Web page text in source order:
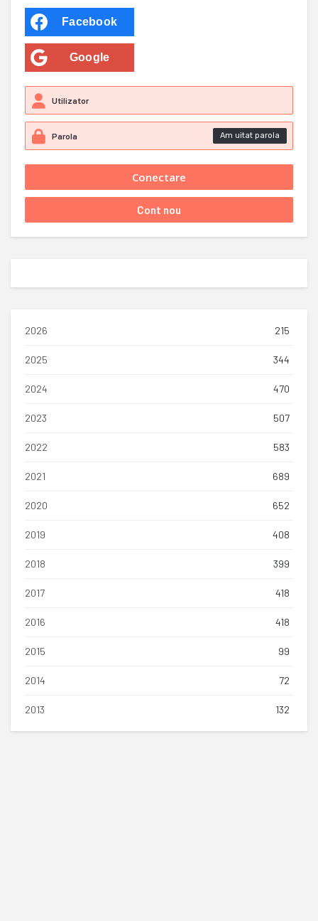
Facebook
Google
Am uitat parola
2026 215
2025 344
2024 470
2023 507
2022 583
2021 689
2020 652
2019 408
2018 399
2017 418
2016 418
2015 99
2014 72
2013 132